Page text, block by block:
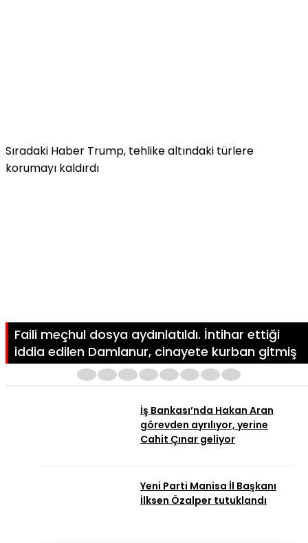
Sıradaki Haber Trump, tehlike altındaki türlere
korumayı kaldırdı
Faili meçhul dosya aydınlatıldı. İntihar ettiği
iddia edilen Damlanur, cinayete kurban gitmiş
İş Bankası’nda Hakan Aran
görevden ayrılıyor, yerine
Cahit Çınar geliyor
Yeni Parti Manisa İl Başkanı
İlksen Özalper tutuklandı